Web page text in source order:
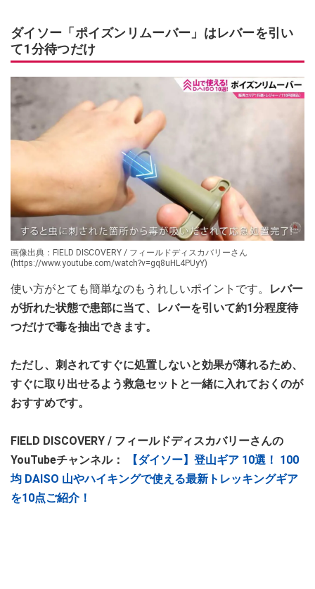
ダイソー「ポイズンリムーバー」はレバーを引い
て1分待つだけ
画像出典：FIELD DISCOVERY / フィールドディスカバリーさん
(https://www.youtube.com/watch?v=gq8uHL4PUyY)
使い方がとても簡単なのもうれしいポイントです。
レバー
が折れた状態で患部に当て、レバーを引いて約1分程度待
つだけで毒を抽出できます。
ただし、刺されてすぐに処置しないと効果が薄れるため、
すぐに取り出せるよう救急セットと一緒に入れておくのが
おすすめです。
FIELD DISCOVERY / フィールドディスカバリーさんの
YouTubeチャンネル：
【ダイソー】登山ギア 10選！ 100
均 DAISO 山やハイキングで使える最新トレッキングギア
を10点ご紹介！